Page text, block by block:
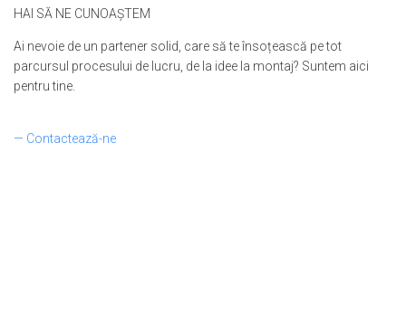
HAI SĂ NE CUNOAȘTEM
Ai nevoie de un partener solid, care să te însoțească pe tot
parcursul procesului de lucru, de la idee la montaj? Suntem aici
pentru tine.
— Contactează-ne